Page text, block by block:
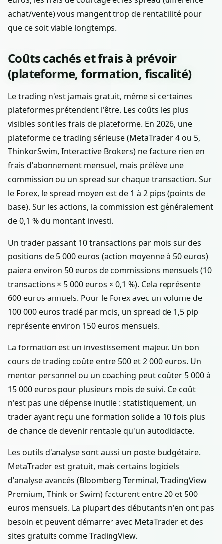
achat/vente) vous mangent trop de rentabilité pour
que ce soit viable longtemps.
Coûts cachés et frais à prévoir
(plateforme, formation, fiscalité)
Le trading n'est jamais gratuit, même si certaines
plateformes prétendent l'être. Les coûts les plus
visibles sont les frais de plateforme. En 2026, une
plateforme de trading sérieuse (MetaTrader 4 ou 5,
ThinkorSwim, Interactive Brokers) ne facture rien en
frais d'abonnement mensuel, mais prélève une
commission ou un spread sur chaque transaction. Sur
le Forex, le spread moyen est de 1 à 2 pips (points de
base). Sur les actions, la commission est généralement
de 0,1 % du montant investi.
Un trader passant 10 transactions par mois sur des
positions de 5 000 euros (action moyenne à 50 euros)
paiera environ 50 euros de commissions mensuels (10
transactions × 5 000 euros × 0,1 %). Cela représente
600 euros annuels. Pour le Forex avec un volume de
100 000 euros tradé par mois, un spread de 1,5 pip
représente environ 150 euros mensuels.
La formation est un investissement majeur. Un bon
cours de trading coûte entre 500 et 2 000 euros. Un
mentor personnel ou un coaching peut coûter 5 000 à
15 000 euros pour plusieurs mois de suivi. Ce coût
n'est pas une dépense inutile : statistiquement, un
trader ayant reçu une formation solide a 10 fois plus
de chance de devenir rentable qu'un autodidacte.
Les outils d'analyse sont aussi un poste budgétaire.
MetaTrader est gratuit, mais certains logiciels
d'analyse avancés (Bloomberg Terminal, TradingView
Premium, Think or Swim) facturent entre 20 et 500
euros mensuels. La plupart des débutants n'en ont pas
besoin et peuvent démarrer avec MetaTrader et des
sites gratuits comme TradingView.